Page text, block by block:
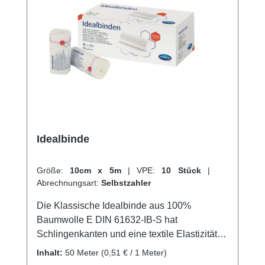
unserem schnellen Versand und unserem
hervorragenden Kundenservice.
Idealbinde
Größe: 10cm x 5m | VPE: 10 Stück |
Abrechnungsart: Selbstzahler
Die Klassische Idealbinde aus 100%
Baumwolle E DIN 61632-IB-S hat
Schlingenkanten und eine textile Elastizität
von ca. 90%. Sie hat einen hohen
Inhalt: 50 Meter (0,51 € / 1 Meter)